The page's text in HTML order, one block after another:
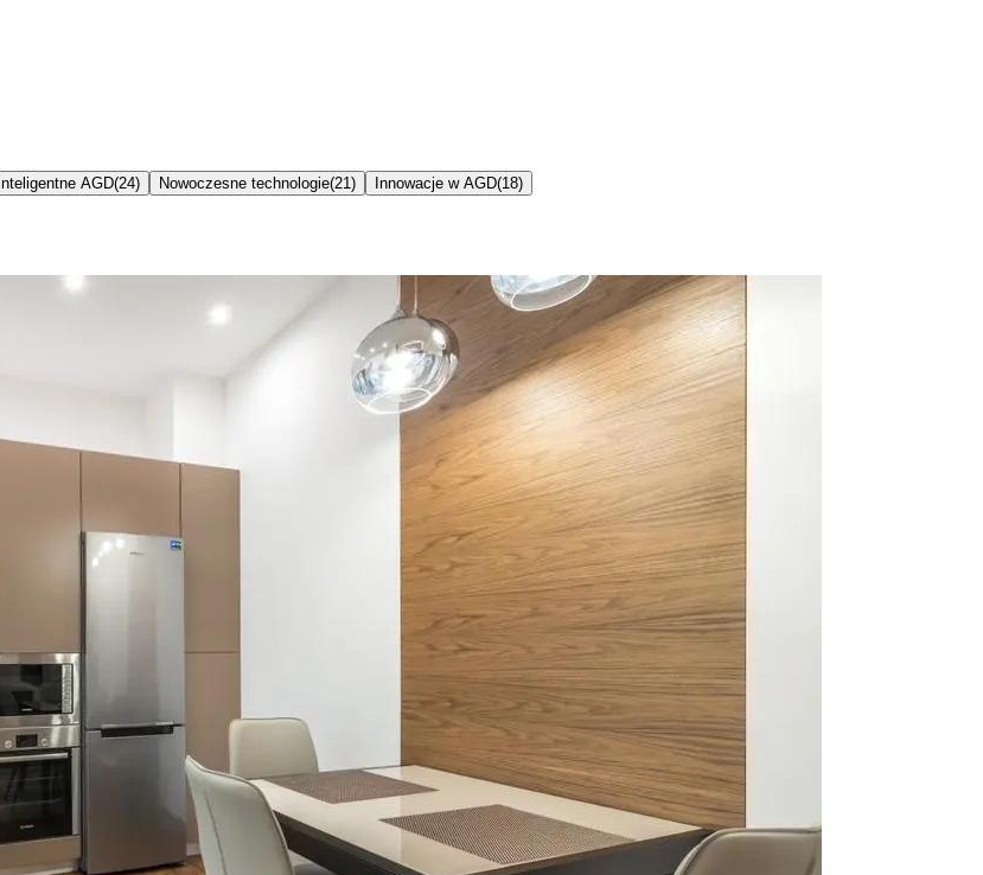
Inteligentne AGD(24) Nowoczesne technologie(21 ) Innowacje w AGD(18)